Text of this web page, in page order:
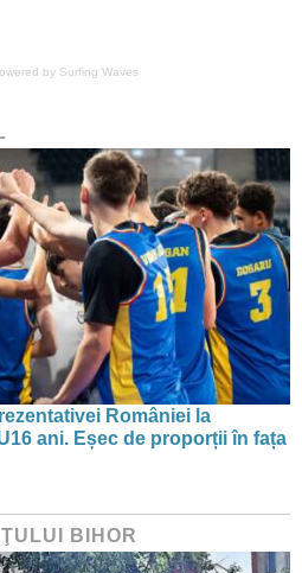
by Surfing Waves
României la
ani. Eșec de proporții în fața
BIHOR